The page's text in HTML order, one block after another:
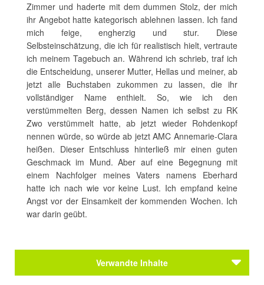
Zimmer und haderte mit dem dummen Stolz, der mich
ihr Angebot hatte kategorisch ablehnen lassen. Ich fand
mich feige, engherzig und stur. Diese
Selbsteinschätzung, die ich für realistisch hielt, vertraute
ich meinem Tagebuch an. Während ich schrieb, traf ich
die Entscheidung, unserer Mutter, Hellas und meiner, ab
jetzt alle Buchstaben zukommen zu lassen, die ihr
vollständiger Name enthielt. So, wie ich den
verstümmelten Berg, dessen Namen ich selbst zu RK
Zwo verstümmelt hatte, ab jetzt wieder Rohdenkopf
nennen würde, so würde ab jetzt AMC Annemarie-Clara
heißen. Dieser Entschluss hinterließ mir einen guten
Geschmack im Mund. Aber auf eine Begegnung mit
einem Nachfolger meines Vaters namens Eberhard
hatte ich nach wie vor keine Lust. Ich empfand keine
Angst vor der Einsamkeit der kommenden Wochen. Ich
war darin geübt.
Verwandte Inhalte